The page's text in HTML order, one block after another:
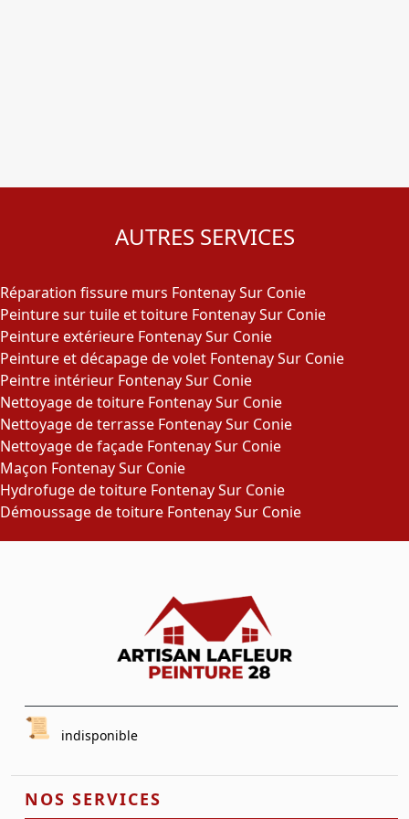
AUTRES SERVICES
Réparation fissure murs Fontenay Sur Conie
Peinture sur tuile et toiture Fontenay Sur Conie
Peinture extérieure Fontenay Sur Conie
Peinture et décapage de volet Fontenay Sur Conie
Peintre intérieur Fontenay Sur Conie
Nettoyage de toiture Fontenay Sur Conie
Nettoyage de terrasse Fontenay Sur Conie
Nettoyage de façade Fontenay Sur Conie
Maçon Fontenay Sur Conie
Hydrofuge de toiture Fontenay Sur Conie
Démoussage de toiture Fontenay Sur Conie
indisponible
NOS SERVICES